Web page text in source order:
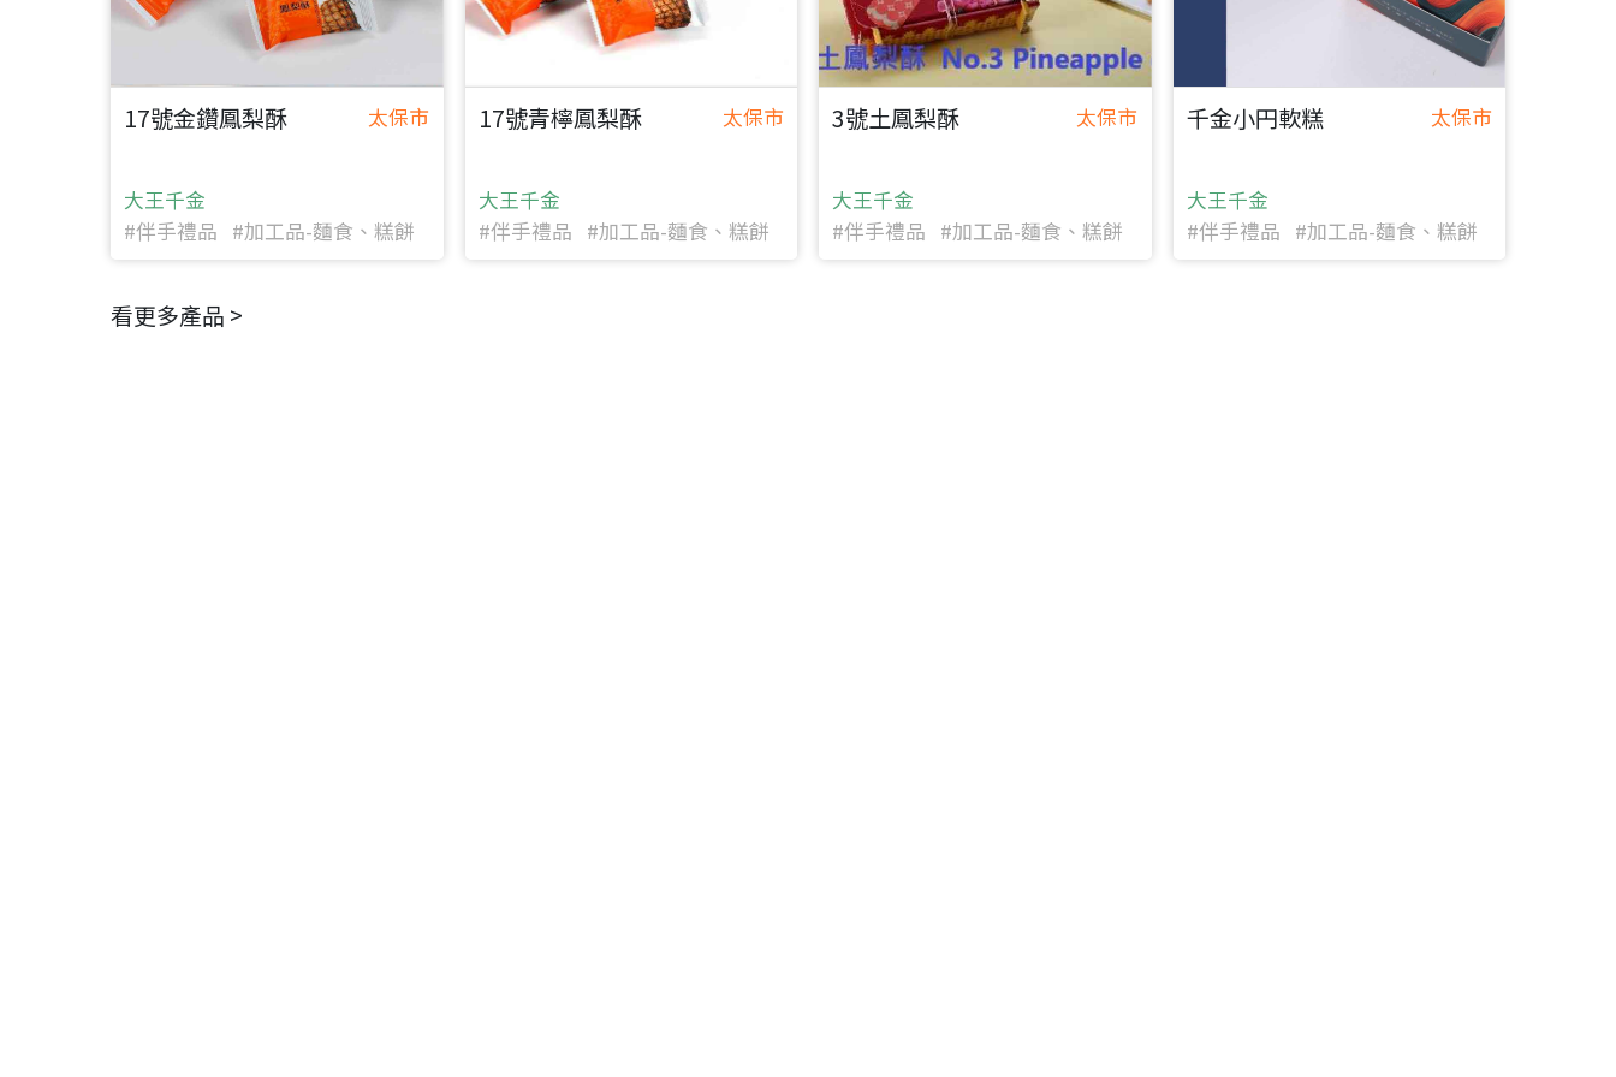
17號金鑽鳳梨酥 太保市
大王千金
#伴手禮品 #加工品-麵食、糕餅
17號青檸鳳梨酥 太保市
大王千金
#伴手禮品 #加工品-麵食、糕餅
3號土鳳梨酥 太保市
大王千金
#伴手禮品 #加工品-麵食、糕餅
千金小円軟糕 太保市
大王千金
#伴手禮品 #加工品-麵食、糕餅
看更多產品 >